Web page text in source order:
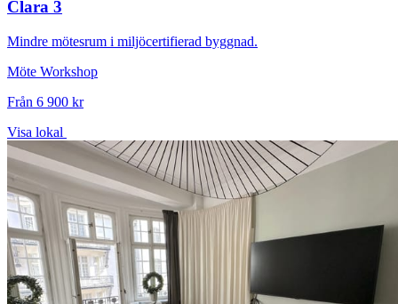
Clara 3
Mindre mötesrum i miljöcertifierad byggnad.
Möte Workshop
Från 6 900 kr
Visa lokal